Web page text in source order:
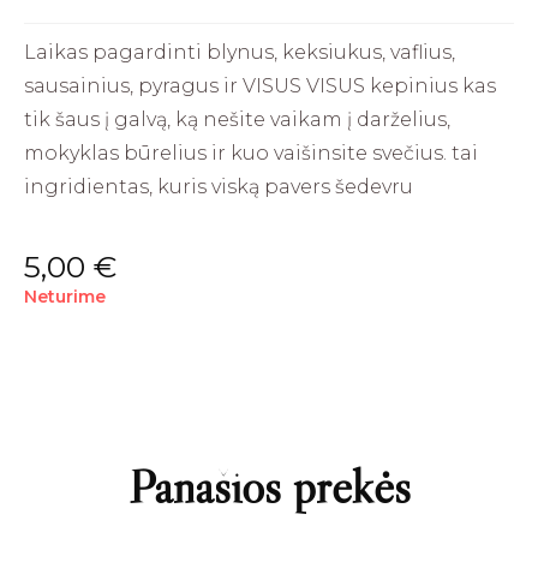
Laikas pagardinti blynus, keksiukus, vaflius,
sausainius, pyragus ir VISUS VISUS kepinius kas
tik šaus į galvą, ką nešite vaikam į darželius,
mokyklas būrelius ir kuo vaišinsite svečius. tai
ingridientas, kuris viską pavers šedevru
5,00 €
Neturime
Panašios prekės